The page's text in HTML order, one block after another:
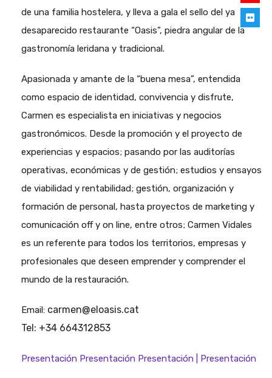
de una familia hostelera, y lleva a gala el sello del ya
desaparecido restaurante “Oasis”, piedra angular de la
gastronomía leridana y tradicional.
Apasionada y amante de la “buena mesa”, entendida
como espacio de identidad, convivencia y disfrute,
Carmen es especialista en iniciativas y negocios
gastronómicos. Desde la promoción y el proyecto de
experiencias y espacios; pasando por las auditorías
operativas, económicas y de gestión; estudios y ensayos
de viabilidad y rentabilidad; gestión, organización y
formación de personal, hasta proyectos de marketing y
comunicación off y on line, entre otros; Carmen Vidales
es un referente para todos los territorios, empresas y
profesionales que deseen emprender y comprender el
mundo de la restauración.
Email: carmen@eloasis.cat
Tel: +34 664312853
Presentación Presentación Presentación | Presentación